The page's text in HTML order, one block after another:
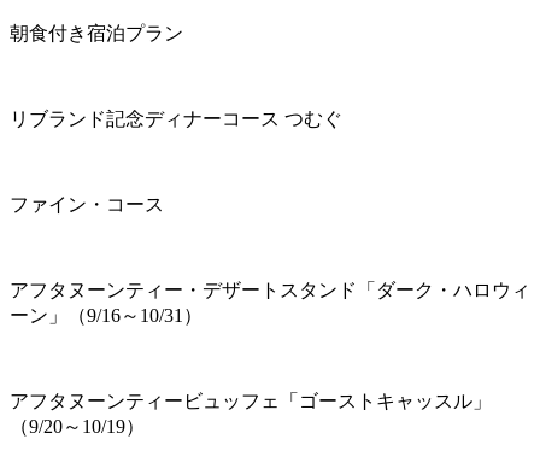
朝食付き宿泊プラン
リブランド記念ディナーコース つむぐ
ファイン・コース
アフタヌーンティー・デザートスタンド「ダーク・ハロウィ
ーン」（9/16～10/31）
アフタヌーンティービュッフェ「ゴーストキャッスル」
（9/20～10/19）